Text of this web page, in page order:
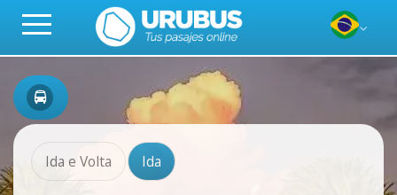
Ida e Volta Ida